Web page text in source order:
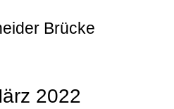
Brücke
2022